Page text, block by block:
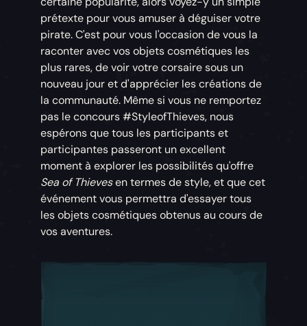
prétexte pour vous amuser à déguiser votre
pirate. C'est pour vous l'occasion de vous la
raconter avec vos objets cosmétiques les
plus rares, de voir votre corsaire sous un
nouveau jour et d'apprécier les créations de
la communauté. Même si vous ne remportez
pas le concours #StyleofThieves, nous
espérons que tous les participants et
participantes passeront un excellent
moment à explorer les possibilités qu'offre
Sea of Thievesen termes de style, et que cet
événement vous permettra d'essayer tous
les objets cosmétiques obtenus au cours de
vos aventures.